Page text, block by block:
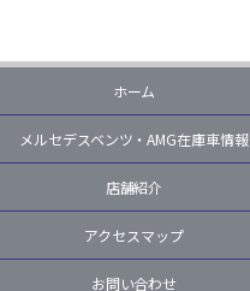
ホーム
メルセデスベンツ・AMG在庫車情報
店舗紹介
アクセスマップ
お問い合わせ